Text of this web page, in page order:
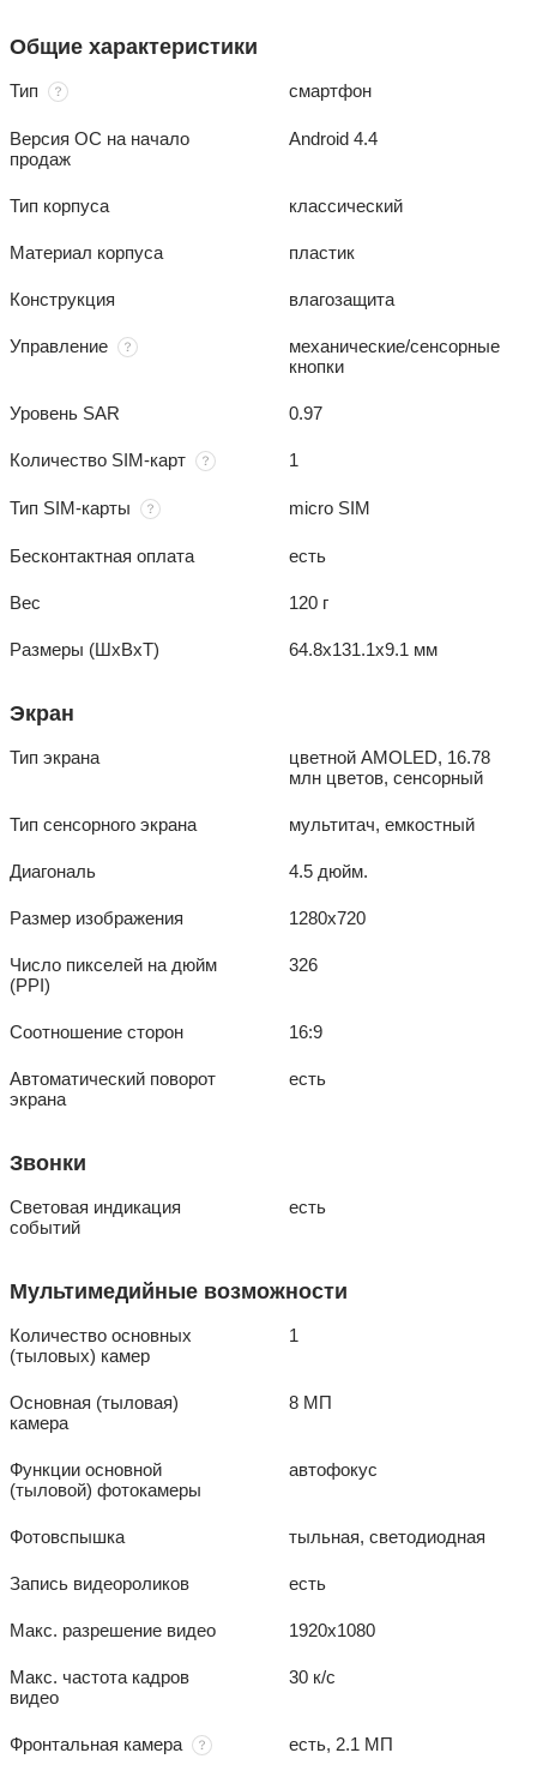
Общие характеристики
Тип смартфон
Версия ОС на начало
продаж
Android 4.4
Тип корпуса классический
Материал корпуса пластик
Конструкция влагозащита
Управление
механические/сенсорные
кнопки
Уровень SAR 0.97
Количество SIM-карт 1
Тип SIM-карты micro SIM
Бесконтактная оплата есть
Вес 120 г
Размеры (ШxВxТ) 64.8x131.1x9.1 мм
Экран
Тип экрана
цветной AMOLED, 16.78
млн цветов, сенсорный
Тип сенсорного экрана мультитач, емкостный
Диагональ 4.5 дюйм.
Размер изображения 1280x720
Число пикселей на дюйм
(PPI)
326
Соотношение сторон 16:9
Автоматический поворот
экрана
есть
Звонки
Световая индикация
событий
есть
Мультимедийные возможности
Количество основных
(тыловых) камер
1
Основная (тыловая)
камера
8 МП
Функции основной
(тыловой) фотокамеры
автофокус
Фотовспышка тыльная, светодиодная
Запись видеороликов есть
Макс. разрешение видео 1920x1080
Макс. частота кадров
видео
30 к/с
Фронтальная камера есть, 2.1 МП